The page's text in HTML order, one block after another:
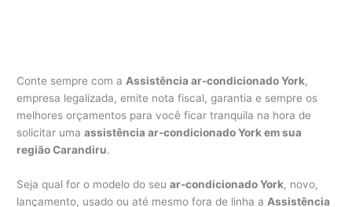
Conte sempre com a Assistência ar-condicionado York,
empresa legalizada, emite nota fiscal, garantia e sempre os
melhores orçamentos para você ficar tranquila na hora de
solicitar umaassistência ar-condicionado York em sua
região Carandiru.
Seja qual for o modelo do seuar-condicionado York, novo,
lançamento, usado ou até mesmo fora de linha a Assistência